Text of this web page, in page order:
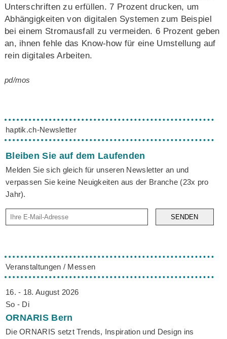
Unterschriften zu erfüllen. 7 Prozent drucken, um
Abhängigkeiten von digitalen Systemen zum Beispiel
bei einem Stromausfall zu vermeiden. 6 Prozent geben
an, ihnen fehle das Know-how für eine Umstellung auf
rein digitales Arbeiten.
pd/mos
haptik.ch-Newsletter
Bleiben Sie auf dem Laufenden
Melden Sie sich gleich für unseren Newsletter an und
verpassen Sie keine Neuigkeiten aus der Branche (23x pro
Jahr).
SENDEN
Veranstaltungen / Messen
16. - 18. August 2026
So - Di
ORNARIS Bern
Die ORNARIS setzt Trends, Inspiration und Design ins